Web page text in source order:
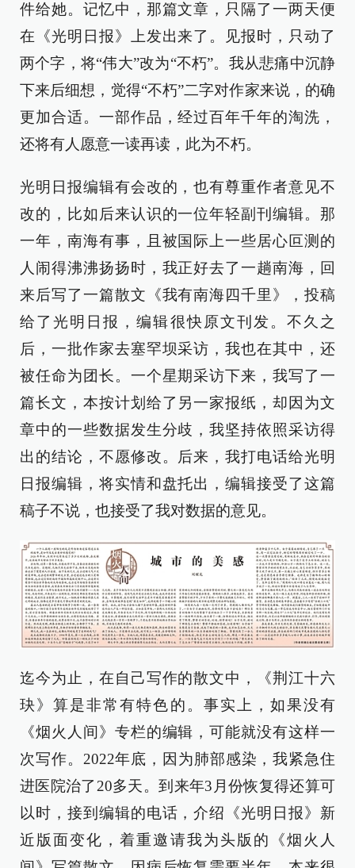
件给她。记忆中，那篇文章，只隔了一两天便
在《光明日报》上发出来了。见报时，只动了
两个字，将“伟大”改为“不朽”。我从悲痛中沉静
下来后细想，觉得“不朽”二字对作家来说，的确
更加合适。一部作品，经过百年千年的淘洗，
还将有人愿意一读再读，此为不朽。
光明日报编辑有会改的，也有尊重作者意见不
改的，比如后来认识的一位年轻副刊编辑。那
一年，南海有事，且被国际上一些居心叵测的
人闹得沸沸扬扬时，我正好去了一趟南海，回
来后写了一篇散文《我有南海四千里》，投稿
给了光明日报，编辑很快原文刊发。不久之
后，一批作家去塞罕坝采访，我也在其中，还
被任命为团长。一个星期采访下来，我写了一
篇长文，本按计划给了另一家报纸，却因为文
章中的一些数据发生分歧，我坚持依照采访得
出的结论，不愿修改。后来，我打电话给光明
日报编辑，将实情和盘托出，编辑接受了这篇
稿子不说，也接受了我对数据的意见。
迄今为止，在自己写作的散文中，《荆江十六
玦》算是非常有特色的。事实上，如果没有
《烟火人间》专栏的编辑，可能就没有这样一
次写作。2022年底，因为肺部感染，我紧急住
进医院治了20多天。到来年3月份恢复得还算可
以时，接到编辑的电话，介绍《光明日报》新
近版面变化，着重邀请我为头版的《烟火人